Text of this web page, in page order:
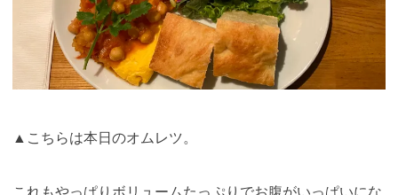
▲こちらは本日のオムレツ。